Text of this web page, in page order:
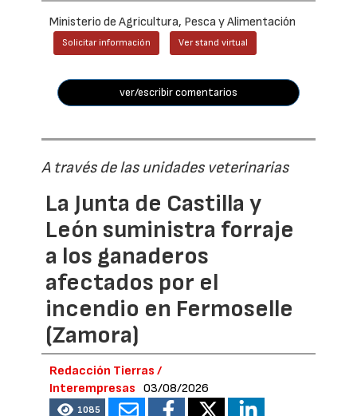
Ministerio de Agricultura, Pesca y Alimentación
Solicitar información Ver stand virtual
ver/escribir comentarios
A través de las unidades veterinarias
La Junta de Castilla y
León suministra forraje
a los ganaderos
afectados por el
incendio en Fermoselle
(Zamora)
Redacción Tierras /
Interempresas
03/08/2026
1085